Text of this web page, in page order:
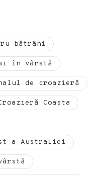
bătrâni
în vârstă
de croazieră
Coasta
a Australiei